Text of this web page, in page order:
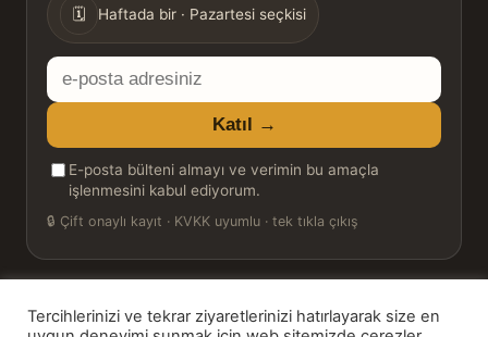
🗓 Haftada bir · Pazartesi seçkisi
E-
posta
adresiniz
Katıl →
E-posta bülteni almayı ve verimin bu amaçla
işlenmesini kabul ediyorum.
🔒 Çift onaylı kayıt · KVKK uyumlu · tek tıkla çıkış
Tercihlerinizi ve tekrar ziyaretlerinizi hatırlayarak size en